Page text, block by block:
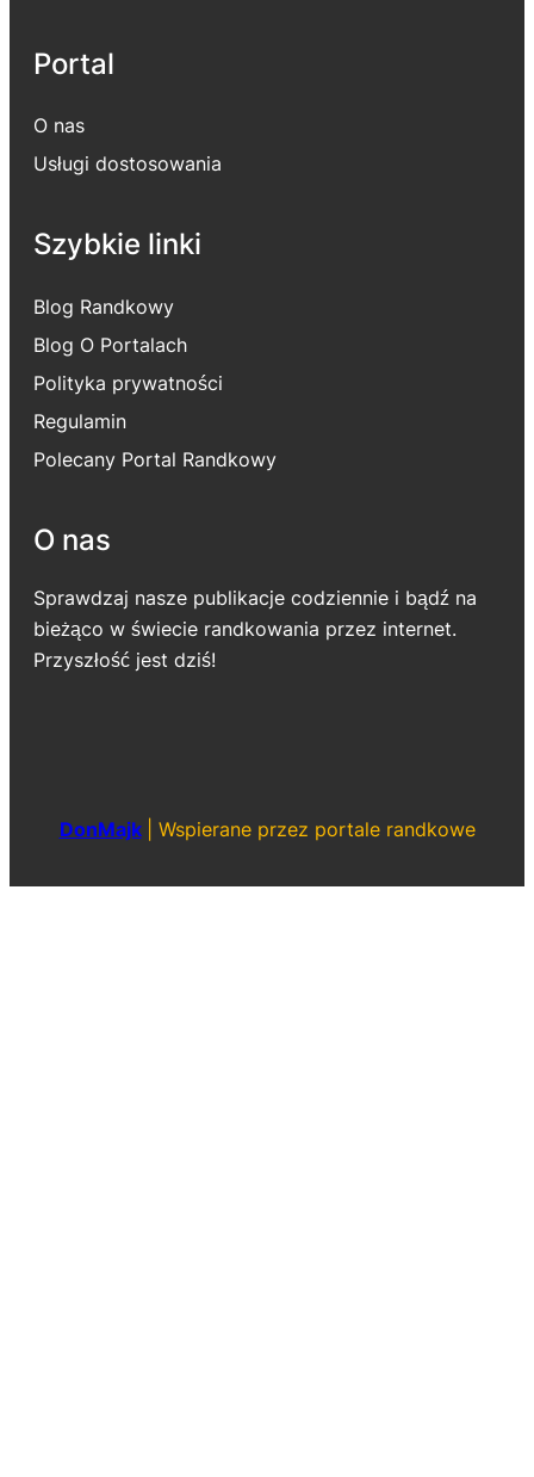
Portal
O nas
Usługi dostosowania
Szybkie linki
Blog Randkowy
Blog O Portalach
Polityka prywatności
Regulamin
Polecany Portal Randkowy
O nas
Sprawdzaj nasze publikacje codziennie i bądź na
bieżąco w świecie randkowania przez internet.
Przyszłość jest dziś!
DonMajk Wspierane przez portale randkowe